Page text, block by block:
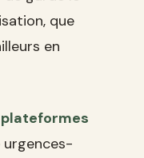
que
en
plateformes
urgences-